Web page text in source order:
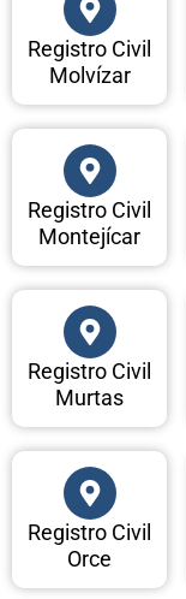
Registro Civil
Molvízar
Registro Civil
Montejícar
Registro Civil
Murtas
Registro Civil
Orce